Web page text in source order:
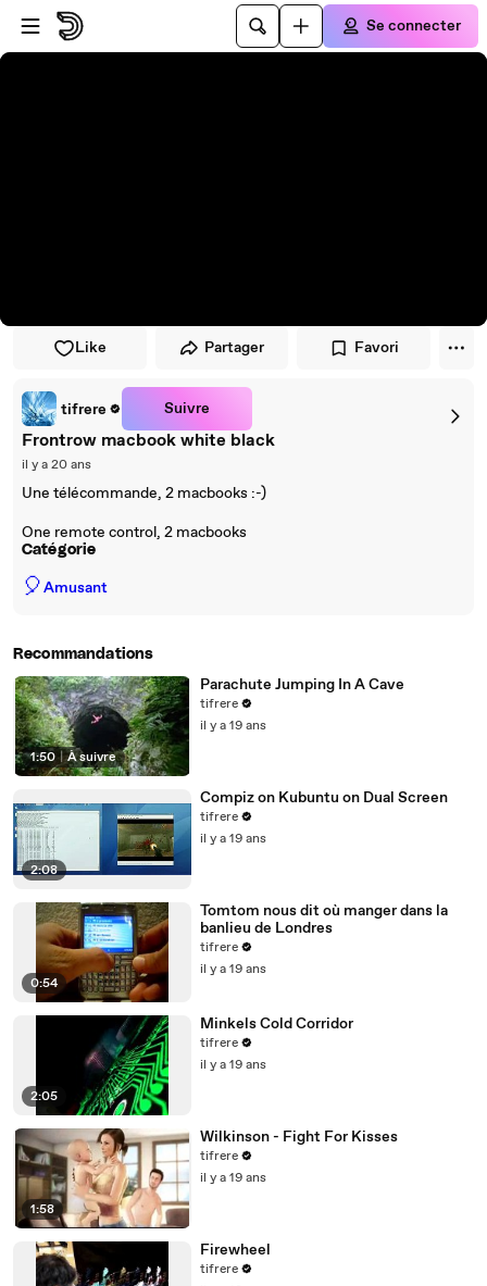
Passer au player
Passer au contenu principal
Se connecter
Like Partager Favori
tifrere Suivre
Frontrow macbook white black
il y a 20 ans
Une télécommande, 2 macbooks :-)
One remote control, 2 macbooks
Catégorie
🎈Amusant
Recommandations
1:50 | À suivre
Parachute Jumping In A Cave
tifrere
il y a 19 ans
2:08
Compiz on Kubuntu on Dual Screen
tifrere
il y a 19 ans
0:54
Tomtom nous dit où manger dans la
banlieu de Londres
tifrere
il y a 19 ans
2:05
Minkels Cold Corridor
tifrere
il y a 19 ans
1:58
Wilkinson - Fight For Kisses
tifrere
il y a 19 ans
Firewheel
tifrere